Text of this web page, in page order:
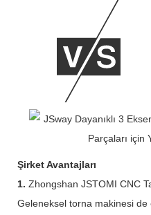
Şirket Avantajları
1. Zhongshan JSTOMI CNC
Geleneksel torna makinesi